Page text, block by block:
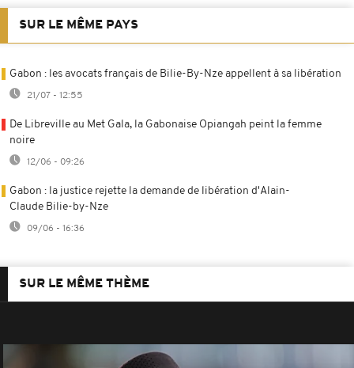
SUR LE MÊME PAYS
Gabon : les avocats français de Bilie-By-Nze appellent à sa libération
21/07 - 12:55
De Libreville au Met Gala, la Gabonaise Opiangah peint la femme
noire
12/06 - 09:26
Gabon : la justice rejette la demande de libération d'Alain-
Claude Bilie-by-Nze
09/06 - 16:36
SUR LE MÊME THÈME